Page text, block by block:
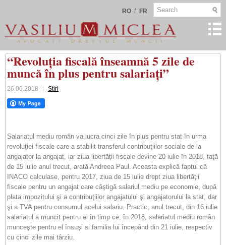
RO / FR
“Revoluția fiscală înseamnă 5 zile de
muncă în plus pentru salariați”
26.06.2018 Stiri
Salariatul mediu român va lucra cinci zile în plus pentru stat în urma
revoluţiei fiscale care a stabilit transferul contribuţiilor sociale de la
angajator la angajat, iar ziua libertăţii fiscale devine 20 iulie în 2018, faţă
de 15 iulie anul trecut, arată Andreea Paul. Aceasta explică faptul că
INACO calculase, pentru 2017, ziua de 15 iulie drept ziua libertăţii
fiscale pentru un angajat care câştigă salariul mediu pe economie, după
plata impozitului şi a contribuţiilor angajatului şi angajatorului la stat, dar
şi a TVA pentru consumul acelui salariu. Practic, anul trecut, din 16 iulie
salariatul a muncit pentru el în timp ce, în 2018, salariatul mediu român
munceşte pentru el însuşi si familia lui începând din 21 iulie, respectiv
cu cinci zile mai târziu.